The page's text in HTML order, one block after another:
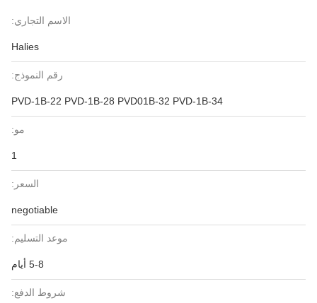
الاسم التجاري:
Halies
رقم النموذج:
PVD-1B-22 PVD-1B-28 PVD01B-32 PVD-1B-34
مو:
السعر:
negotiable
موعد التسليم:
5-8 أيام
شروط الدفع: